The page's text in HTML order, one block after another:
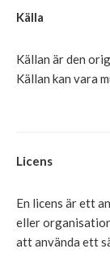
Källa
Källan är den
Källan kan vara
Licens
En licens är ett
eller
att använda ett